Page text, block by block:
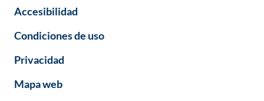
Accesibilidad
Condiciones de uso
Privacidad
Mapa web